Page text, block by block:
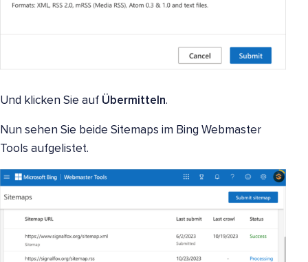
Und klicken Sie auf Übermitteln.
Nun sehen Sie beide Sitemaps im Bing Webmaster
Tools aufgelistet.